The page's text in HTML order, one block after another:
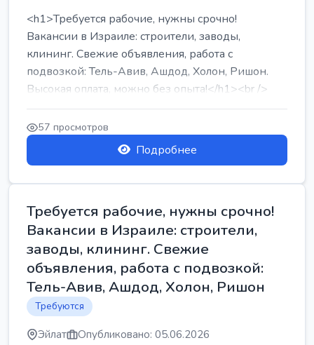
<h1>Требуется рабочие, нужны срочно!
Вакансии в Израиле: строители, заводы,
клининг. Свежие объявления, работа с
подвозкой: Тель-Авив, Ашдод, Холон, Ришон.
Высокая оплата, можно без опыта!</h1><br />
...
57 просмотров
Подробнее
Требуется рабочие, нужны срочно!
Вакансии в Израиле: строители,
заводы, клининг. Свежие
объявления, работа с подвозкой:
Тель-Авив, Ашдод, Холон, Ришон
Требуются
Эйлат Опубликовано: 05.06.2026